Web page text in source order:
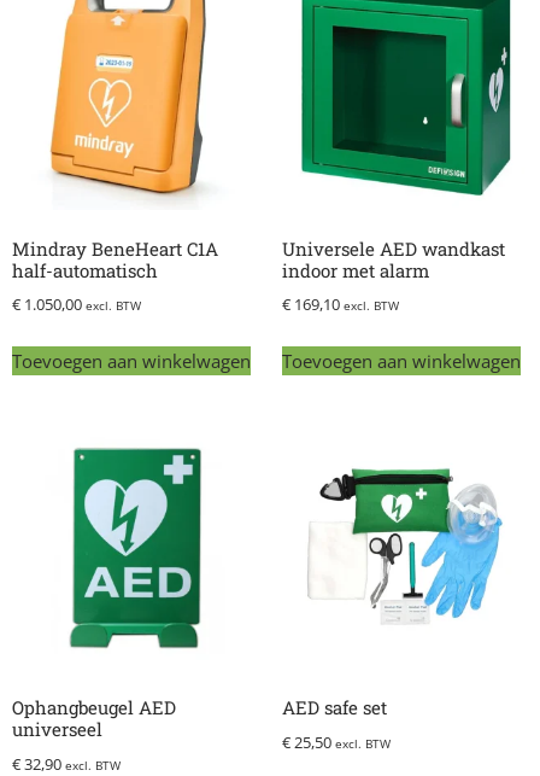
Mindray BeneHeart C1A
half-automatisch
€ 1.050,00 excl. BTW
Toevoegen aan winkelwagen
Universele AED wandkast
indoor met alarm
€ 169,10 excl. BTW
Toevoegen aan winkelwagen
Ophangbeugel AED
universeel
€32,90 excl. BTW
AED safe set
€25,50 excl. BTW